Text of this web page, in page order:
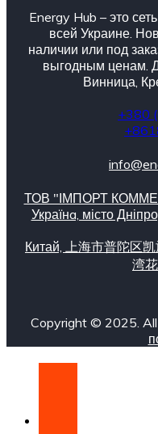
Energy Hub – это
всей Украине.
наличии или под
выгодным ценам.
Винница,
+380
ТОВ "ІМПОРТ
Українa, місто
Китай, 上海市普陀区
湾
Copyright © 2025. All